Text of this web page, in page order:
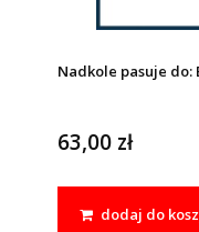
Nadkole pasuje do:
63,00 zł
dodaj do